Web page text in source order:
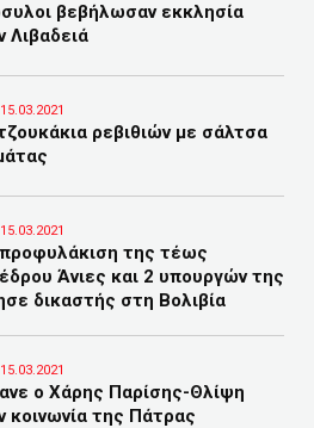
βεβήλωσαν εκκλησία
Λιβαδειά
ρεβιθιών με σάλτσα
της τέως
Άνιες και 2 υπουργών της
δικαστής στη Βολιβία
ο Χάρης Παρίσης-Θλίψη
κοινωνία της Πάτρας